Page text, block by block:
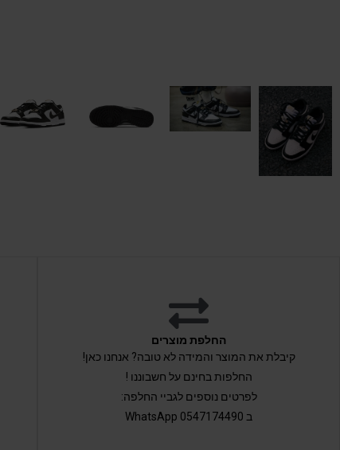
החלפת מוצרים
קיבלת את המוצר והמידה לא טובה? אנחנו כאן!
החלפות בחינם על חשבוננו !
לפרטים נוספים לגביי החלפה:
ב 0547174490 WhatsApp